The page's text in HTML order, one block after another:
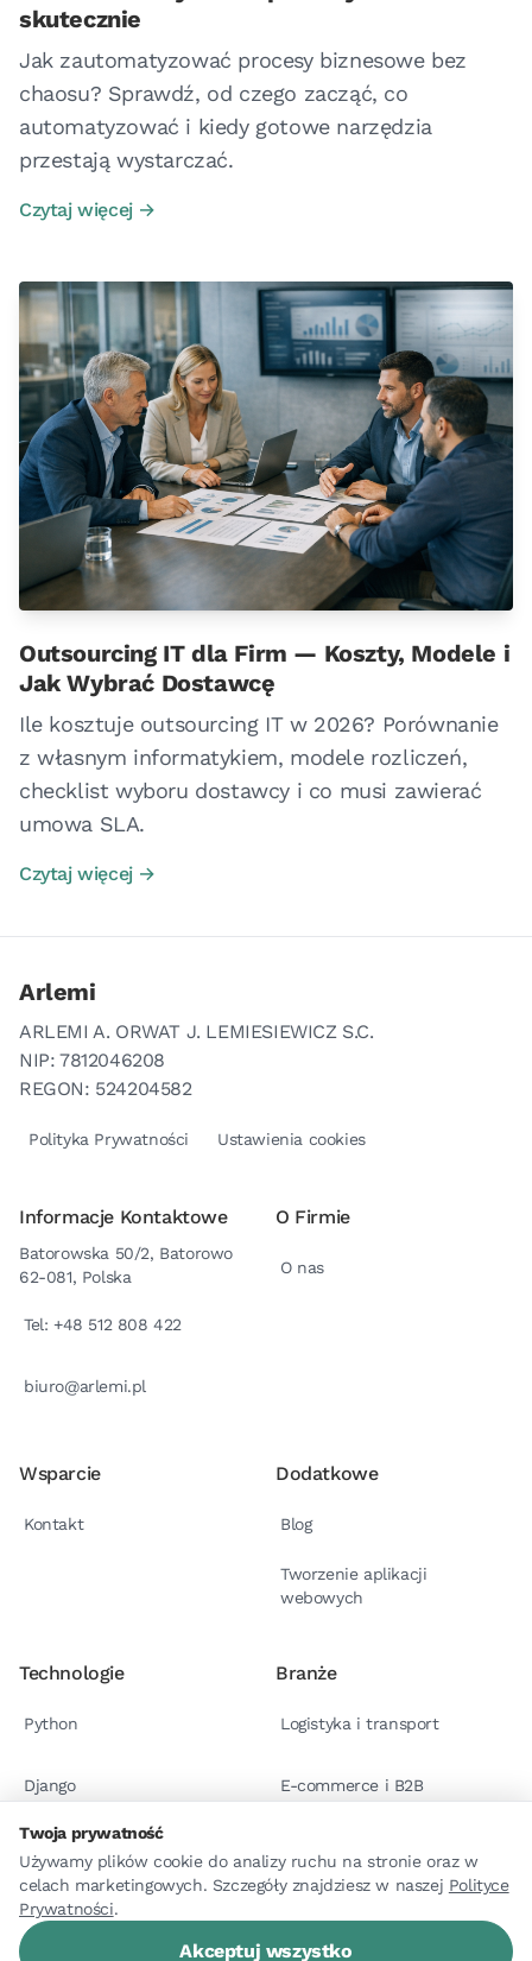
skutecznie
Jak zautomatyzować procesy biznesowe bez
chaosu? Sprawdź, od czego zacząć, co
automatyzować i kiedy gotowe narzędzia
przestają wystarczać.
Czytaj więcej →
Outsourcing IT dla Firm — Koszty, Modele i
Jak Wybrać Dostawcę
Ile kosztuje outsourcing IT w 2026? Porównanie
z własnym informatykiem, modele rozliczeń,
checklist wyboru dostawcy i co musi zawierać
umowa SLA.
Czytaj więcej →
Arlemi
ARLEMI A. ORWAT J. LEMIESIEWICZ S.C.
NIP: 7812046208
REGON: 524204582
Polityka Prywatności Ustawienia cookies
Informacje Kontaktowe
Batorowska 50/2, Batorowo
62-081, Polska
Tel: +48 512 808 422
biuro@arlemi.pl
O Firmie
O nas
Wsparcie
Kontakt
Dodatkowe
Blog
Tworzenie aplikacji
webowych
Technologie
Python
Django
React.js
Astro
Branże
Logistyka i transport
E-commerce i B2B
Twoja prywatność
Używamy plików cookie do analizy ruchu na stronie oraz w
celach marketingowych. Szczegóły znajdziesz w naszej Polityce
Prywatności.
Akceptuj wszystko